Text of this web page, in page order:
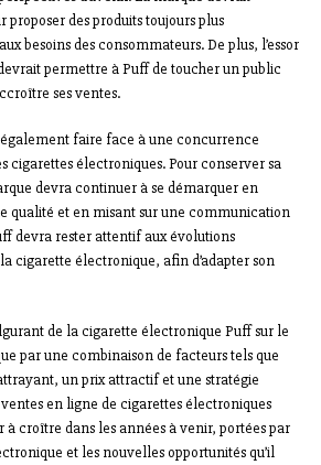
des produits toujours plus
besoins des consommateurs. De plus, l’essor
permettre à Puff de toucher un public
ses ventes.
faire face à une concurrence
cigarettes électroniques. Pour conserver sa
devra continuer à se démarquer en
qualité et en misant sur une communication
devra rester attentif aux évolutions
cigarette électronique, afin d’adapter son
de la cigarette électronique Puff sur le
par une combinaison de facteurs tels que
un prix attractif et une stratégie
en ligne de cigarettes électroniques
croître dans les années à venir, portées par
et les nouvelles opportunités qu’il